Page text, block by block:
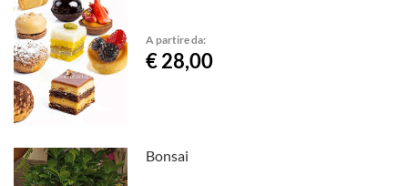
A partire da:
€ 28,00
Bonsai